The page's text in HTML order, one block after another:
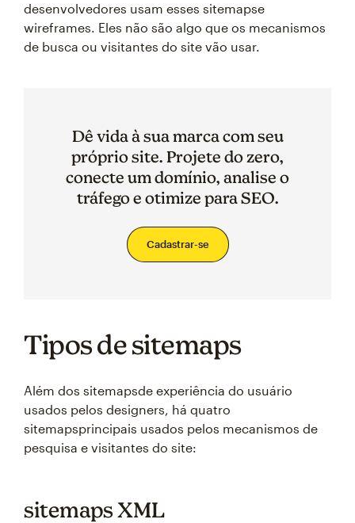
desenvolvedores usam esses sitemapse
wireframes. Eles não são algo que os mecanismos
de busca ou visitantes do site vão usar.
Dê vida à sua marca com seu
próprio site. Projete do zero,
conecte um domínio, analise o
tráfego e otimize para SEO.
Cadastrar-se
Tipos de sitemaps
Além dos sitemapsde experiência do usuário
usados pelos designers, há quatro
sitemapsprincipais usados pelos mecanismos de
pesquisa e visitantes do site:
sitemaps XML